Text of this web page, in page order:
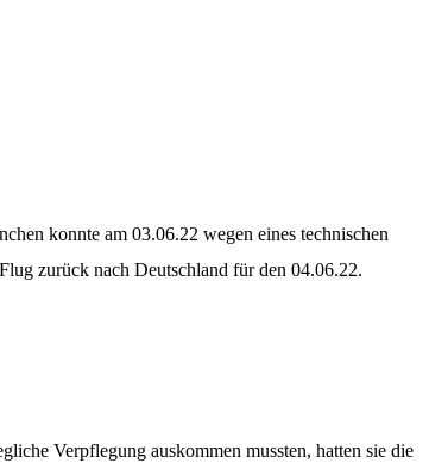
konnte am 03.06.22 wegen eines technischen
zurück nach Deutschland für den 04.06.22.
Verpflegung auskommen mussten, hatten sie die